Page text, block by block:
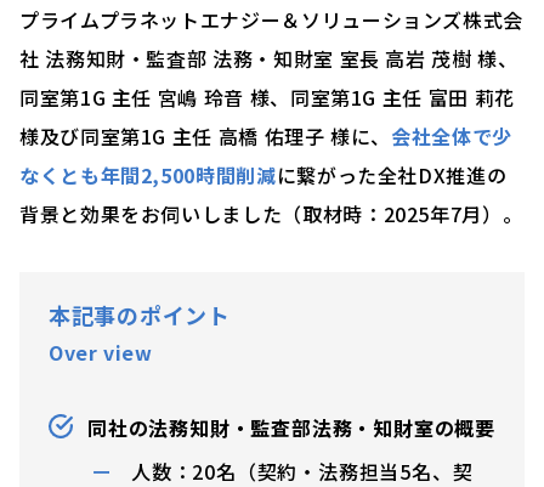
プライムプラネットエナジー＆ソリューションズ株式会
社 法務知財・監査部 法務・知財室 室長 高岩 茂樹 様、
同室第1G 主任 宮嶋 玲音 様、同室第1G 主任 富田 莉花
様及び同室第1G 主任 高橋 佑理子 様に、 会社全体で少
なくとも年間2,500時間削減に繋がった全社DX推進の
背景と効果をお伺いしました（取材時：2025年7月）。
本記事のポイント
Over view
同社の法務知財・監査部法務・知財室の概要
人数：20名（契約・法務担当5名、契